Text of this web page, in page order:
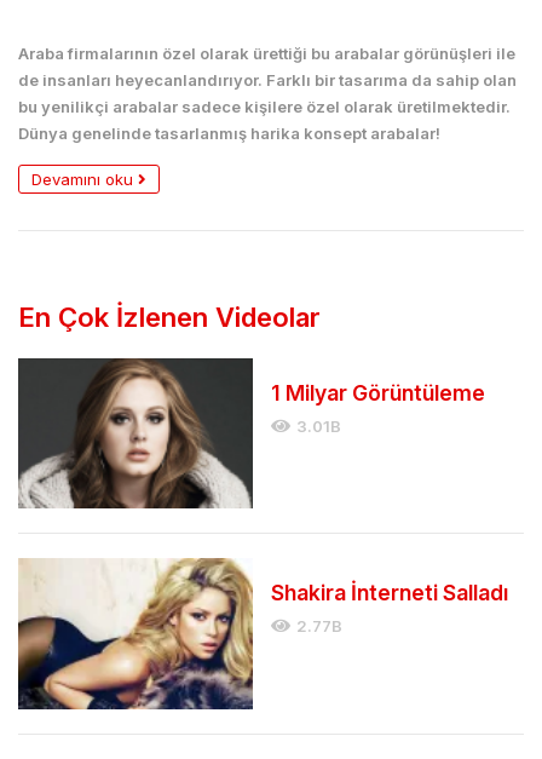
Araba firmalarının özel olarak ürettiği bu arabalar görünüşleri ile
de insanları heyecanlandırıyor. Farklı bir tasarıma da sahip olan
bu yenilikçi arabalar sadece kişilere özel olarak üretilmektedir.
Dünya genelinde tasarlanmış harika konsept arabalar!
Devamını oku
En Çok İzlenen Videolar
1 Milyar Görüntüleme
3.01B
Shakira İnterneti Salladı
2.77B